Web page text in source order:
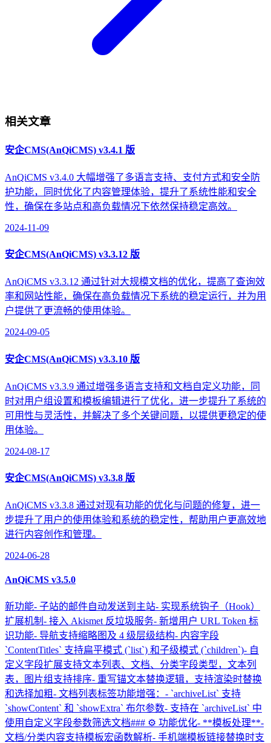
相关文章
安企CMS(AnQiCMS) v3.4.1 版
AnQiCMS v3.4.0 大幅增强了多语言支持、支付方式和安全防
护功能，同时优化了内容管理体验，提升了系统性能和安全
性，确保在多站点和高负载情况下依然保持稳定高效。
2024-11-09
安企CMS(AnQiCMS) v3.3.12 版
AnQiCMS v3.3.12 通过针对大规模文档的优化，提高了查询效
率和网站性能，确保在高负载情况下系统的稳定运行，并为用
户提供了更流畅的使用体验。
2024-09-05
安企CMS(AnQiCMS) v3.3.10 版
AnQiCMS v3.3.9 通过增强多语言支持和文档自定义功能，同
时对用户组设置和模板编辑进行了优化，进一步提升了系统的
可用性与灵活性，并解决了多个关键问题，以提供更稳定的使
用体验。
2024-08-17
安企CMS(AnQiCMS) v3.3.8 版
AnQiCMS v3.3.8 通过对现有功能的优化与问题的修复，进一
步提升了用户的使用体验和系统的稳定性，帮助用户更高效地
进行内容创作和管理。
2024-06-28
AnQiCMS v3.5.0
新功能- 子站的邮件自动发送到主站- 实现系统钩子（Hook）
扩展机制- 接入 Akismet 反垃圾服务- 新增用户 URL Token 标
识功能- 导航支持缩略图及 4 级层级结构- 内容字段
`ContentTitles` 支持扁平模式 (`list`) 和子级模式 (`children`)- 自
定义字段扩展支持文本列表、文档、分类字段类型，文本列
表，图片组支持排序- 重写锚文本替换逻辑，支持渲染时替换
和选择加粗- 文档列表标签功能增强：- `archiveList` 支持
`showContent` 和 `showExtra` 布尔参数- 支持在 `archiveList` 中
使用自定义字段参数筛选文档### ⚙️ 功能优化- **模板处理**-
文档/分类内容支持模板宏函数解析- 手机端模板链接替换时支